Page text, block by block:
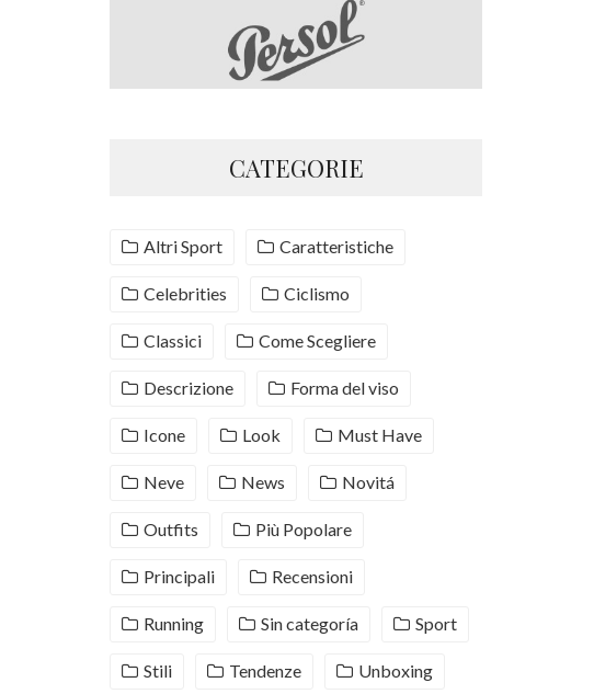
CATEGORIE
Altri Sport Caratteristiche
Celebrities Ciclismo
Classici Come Scegliere
Descrizione Forma del viso
Icone Look Must Have
Neve News Novitá
Outfits Più Popolare
Principali Recensioni
Running Sin categoría Sport
Stili Tendenze Unboxing